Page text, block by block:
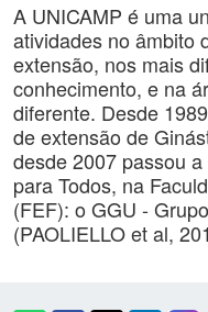
A UNICAMP é uma
atividades no âmbito
extensão, nos mais
conhecimento, e na
diferente. Desde
de extensão de
desde 2007 passou
para Todos, na
(FEF): o GGU -
(PAOLIELLO et al,